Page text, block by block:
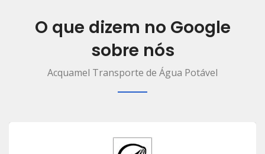
O que dizem no Google
sobre nós
Acquamel Transporte de Água Potável